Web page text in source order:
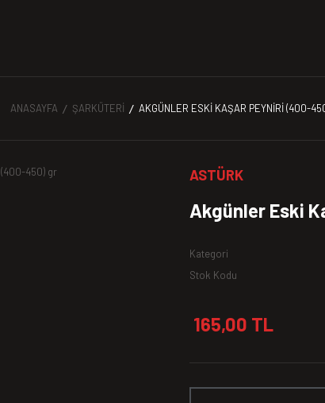
ANASAYFA ŞARKÜTERI AKGÜNLER ESKI KAŞAR PEYNIRI (400-
ASTÜRK
Akgünler Eski
Kategori
Stok Kodu
165,00 TL